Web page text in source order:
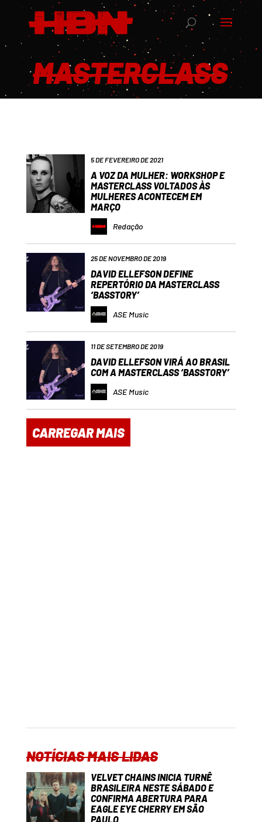
MASTERCLASS
5 DE FEVEREIRO DE 2021
A VOZ DA MULHER: WORKSHOP E
MASTERCLASS VOLTADOS ÀS
MULHERES ACONTECEM EM
MARÇO
Redação
25 DE NOVEMBRO DE 2019
DAVID ELLEFSON DEFINE
REPERTÓRIO DA MASTERCLASS
‘BASSTORY’
ASE Music
11 DE SETEMBRO DE 2019
DAVID ELLEFSON VIRÁ AO BRASIL
COM A MASTERCLASS ‘BASSTORY’
ASE Music
CARREGAR MAIS
NOTÍCIAS MAIS LIDAS
VELVET CHAINS INICIA TURNÊ
BRASILEIRA NESTE SÁBADO E
CONFIRMA ABERTURA PARA
EAGLE EYE CHERRY EM SÃO
PAULO